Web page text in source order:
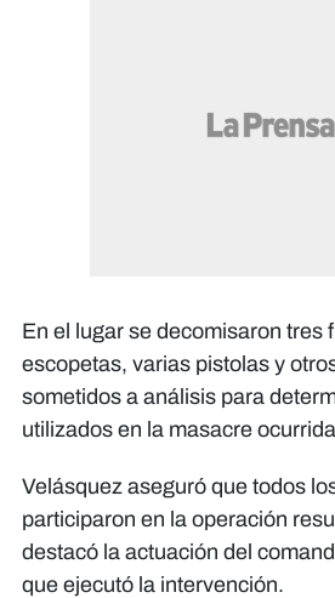
En el lugar se decomisaron tres
escopetas, varias pistolas y
sometidos a análisis para
utilizados en la masacre
Velásquez aseguró que todos
participaron en la operación
destacó la actuación del
que ejecutó la intervención.